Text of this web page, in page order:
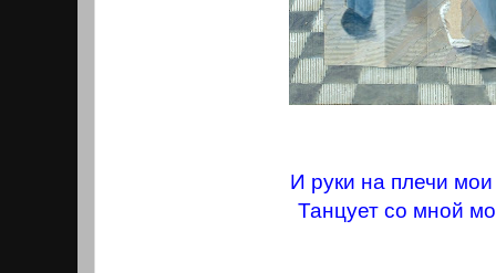
И руки на плечи
Танцует со мной